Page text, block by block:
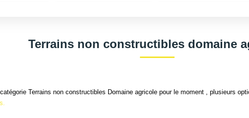
Terrains non constructibles domaine
Terrains non constructibles Domaine agricole pour le moment , plusieurs